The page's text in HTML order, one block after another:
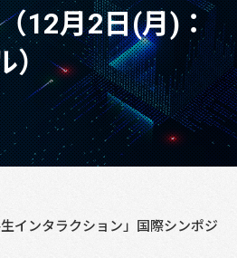
12月2日(月)：
）
インタラクション」国際シンポジ